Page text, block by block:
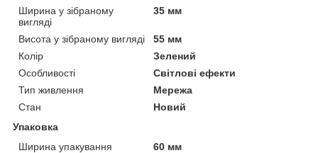
Ширина у зібраному
вигляді
35 мм
Висота у зібраному вигляді
55 мм
Колір
Зелений
Особливості
Світлові ефекти
Тип живлення
Мережа
Стан
Новий
Упаковка
Ширина упакування
60 мм